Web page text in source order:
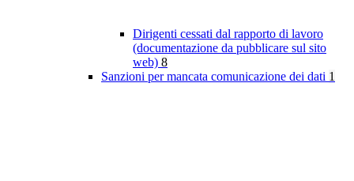
Dirigenti cessati dal rapporto di lavoro
(documentazione da pubblicare sul sito
web) 8
Sanzioni per mancata comunicazione dei dati 1